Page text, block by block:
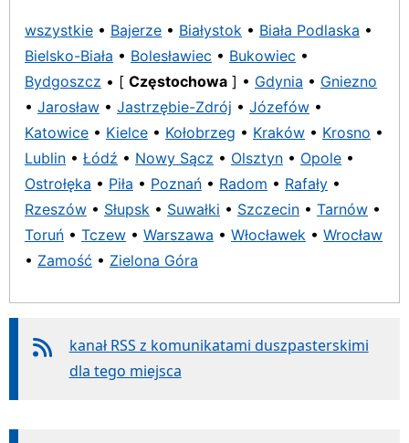
wszystkie • Bajerze • Białystok • Biała Podlaska •
Bielsko-Biała • Bolesławiec • Bukowiec •
Bydgoszcz • [ Częstochowa ] • Gdynia • Gniezno
• Jarosław • Jastrzębie-Zdrój • Józefów •
Katowice • Kielce • Kołobrzeg • Kraków • Krosno •
Lublin • Łódź • Nowy Sącz • Olsztyn • Opole •
Ostrołęka • Piła • Poznań • Radom • Rafały •
Rzeszów • Słupsk • Suwałki • Szczecin • Tarnów •
Toruń • Tczew • Warszawa • Włocławek • Wrocław
• Zamość • Zielona Góra
kanał RSS z komunikatami duszpasterskimi
dla tego miejsca